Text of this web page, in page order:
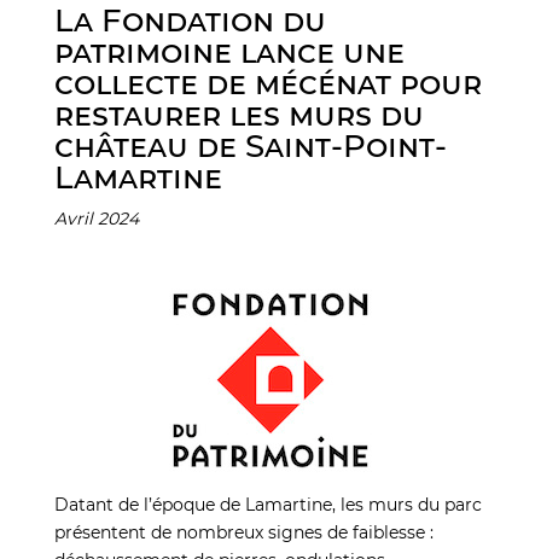
La Fondation du
patrimoine lance une
collecte de mécénat pour
restaurer les murs du
château de Saint-Point-
Lamartine
Avril 2024
Datant de l’époque de Lamartine, les murs du parc
présentent de nombreux signes de faiblesse :